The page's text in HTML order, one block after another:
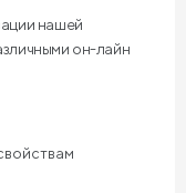
нашей
он-лайн